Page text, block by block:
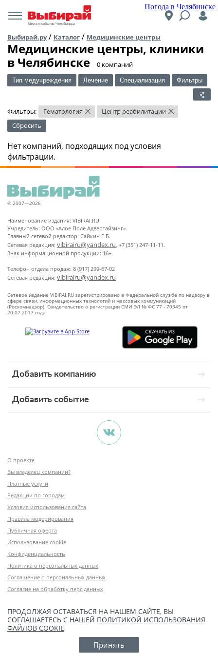
Погода в Челябинске
Места и события Челябинска
Выбирай.ру/ Каталог / Медицинские центры
Медицинские центры, клиники
в Челябинске
​0 компаний
Тип медучреждения Лечение Специализация Фильтры
Фильтры: Гематология × Центр реабилитации ×
Сбросить
Нет компаний, подходящих под условия
фильтрации.
© 2007—2026
Наименование издания: VIBIRAI.RU
Учредитель: ООО «Алое Поле Адвертайзинг».
Главный сетевой редактор: Сайкин Е.Б.
Сетевая редакция: vibirairu@yandex.ru, +7 (351) 247-11-11.
Знак информационной продукции: 16+.
Телефон отдела продаж: 8 (917) 299-67-02
Сетевая редакция: vibirairu@yandex.ru
Сетевое издание VIBIRAI.RU зарегистрировано в Федеральной службе по надзору в
сфере связи, информационных технологий и массовых коммуникаций
(Роскомнадзор). Свидетельство о регистрации СМИ ЭЛ № ФС 77 - 70345 от
20.07.2017 года
Добавить компанию
Добавить событие
О проекте
Вы владелец компании?
Платные услуги
Редакции по городам
Условия использования сайта
Правила модерирования
Публичная оферта
Использование cookie
Конфиденциальность
Политика о персональных данных
Соглашение о персональных данных
Согласие на обработку перс.данных
ПРОДОЛЖАЯ ОСТАВАТЬСЯ НА НАШЕМ САЙТЕ, ВЫ
СОГЛАШАЕТЕСЬ С НАШЕЙ ПОЛИТИКОЙ ИСПОЛЬЗОВАНИЯ
ФАЙЛОВ COOKIE
Принять